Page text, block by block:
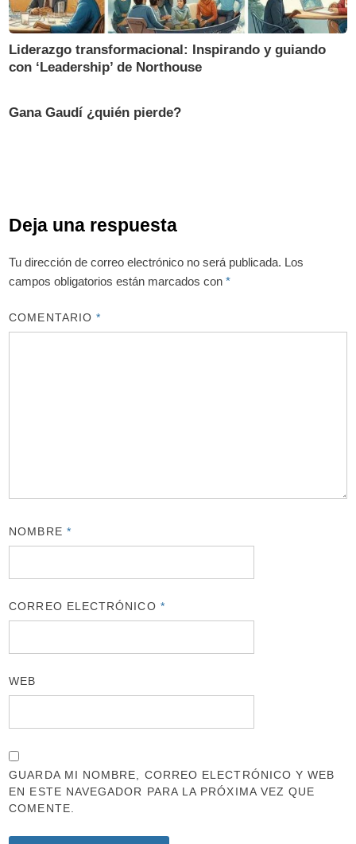
Liderazgo transformacional: Inspirando y guiando
con ‘Leadership’ de Northouse
Gana Gaudí ¿quién pierde?
Deja una respuesta
Tu dirección de correo electrónico no será publicada. Los
campos obligatorios están marcados con*
COMENTARIO*
NOMBRE *
CORREO ELECTRÓNICO *
WEB
GUARDA MI NOMBRE, CORREO ELECTRÓNICO Y WEB
EN ESTE NAVEGADOR PARA LA PRÓXIMA VEZ QUE
COMENTE.